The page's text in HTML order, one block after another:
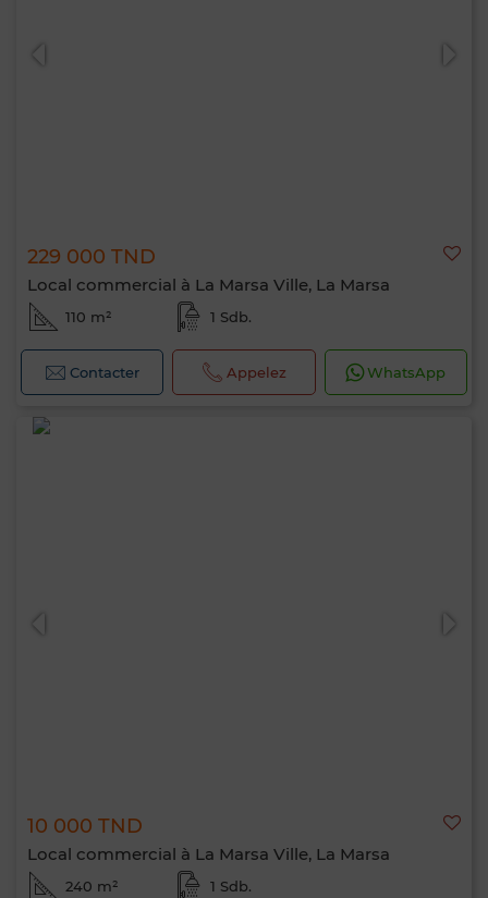
229 000 TND
Local commercial à La Marsa Ville, La Marsa
110 m² 1 Sdb.
Contacter Appelez WhatsApp
10 000 TND
Local commercial à La Marsa Ville, La Marsa
240 m² 1 Sdb.